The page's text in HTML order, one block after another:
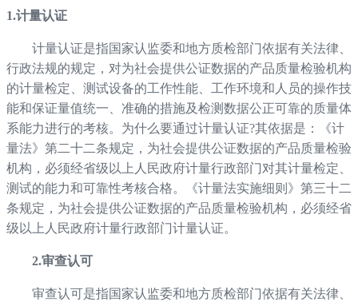
1.计量认证
计量认证是指国家认监委和地方质检部门依据有关法律、
行政法规的规定，对为社会提供公证数据的产品质量检验机构
的计量检定、测试设备的工作性能、工作环境和人员的操作技
能和保证量值统一、准确的措施及检测数据公正可靠的质量体
系能力进行的考核。为什么要通过计量认证?其依据是：《计
量法》第二十二条规定，为社会提供公证数据的产品质量检验
机构，必须经省级以上人民政府计量行政部门对其计量检定、
测试的能力和可靠性考核合格。《计量法实施细则》第三十二
条规定，为社会提供公证数据的产品质量检验机构，必须经省
级以上人民政府计量行政部门计量认证。
2.审查认可
审查认可是指国家认监委和地方质检部门依据有关法律、